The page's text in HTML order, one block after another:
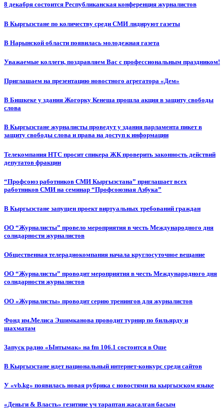
8 декабря состоится Республиканская конференция журналистов
В Кыргызстане по количеству среди СМИ лидируют газеты
В Нарынской области появилась молодежная газета
Уважаемые коллеги, поздравляем Вас с профессиональным праздником!
Приглашаем на презентацию новостного агрегатора «Дем»
В Бишкеке у здания Жогорку Кенеша прошла акция в защиту свободы
слова
В Кыргызстане журналисты проведут у здания парламента пикет в
защиту свободы слова и права на доступ к информации
Телекомпания НТС просит спикера ЖК проверить законность действий
депутатов фракции
“Профсоюз работников СМИ Кыргызстана” приглашает всех
работников СМИ на семинар “Профсоюзная Азбука”
В Кыргызстане запущен проект виртуальных требований граждан
ОО “Журналисты” провело мероприятия в честь Международного дня
солидарности журналистов
Общественная телерадиокомпания начала круглосуточное вещание
ОО “Журналисты” проводит мероприятия в честь Международного дня
солидарности журналистов
ОО «Журналисты» проводит серию тренингов для журналистов
Фонд им.Мелиса Эшимканова проводит турнир по бильярду и
шахматам
Запуск радио «Ынтымак» на fm 106.1 состоится в Оше
В Кыргызстане идет национальный интернет-конкурс среди сайтов
У «vb.kg» появилась новая рубрика с новостями на кыргызском языке
«Деньги & Власть» гезитине үч тараптан жасалган басым